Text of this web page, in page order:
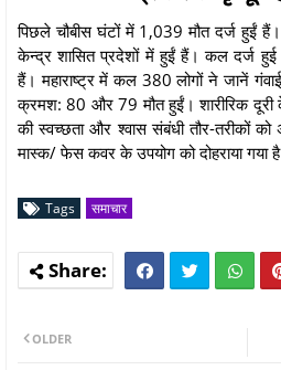
पिछले चौबीस घंटों में 1,039 मौत दर्ज हुईं
केन्द्र शासित प्रदेशों में हुईं हैं। कल दर्ज हुई
हैं। महाराष्ट्र में कल 380 लोगों ने जानें
क्रमश: 80 और 79 मौत हुईं। शारीरिक
की स्वच्छता और श्वास संबंधी तौर-तरीकों को
मास्क/ फेस कवर के उपयोग को दोहराया गया
Tags समाचार
OLDER